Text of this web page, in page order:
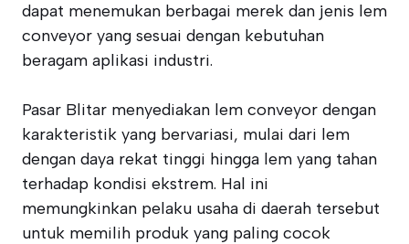
dapat menemukan berbagai merek dan jenis lem
conveyor yang sesuai dengan kebutuhan
beragam aplikasi industri.
Pasar Blitar menyediakan lem conveyor dengan
karakteristik yang bervariasi, mulai dari lem
dengan daya rekat tinggi hingga lem yang tahan
terhadap kondisi ekstrem. Hal ini
memungkinkan pelaku usaha di daerah tersebut
untuk memilih produk yang paling cocok